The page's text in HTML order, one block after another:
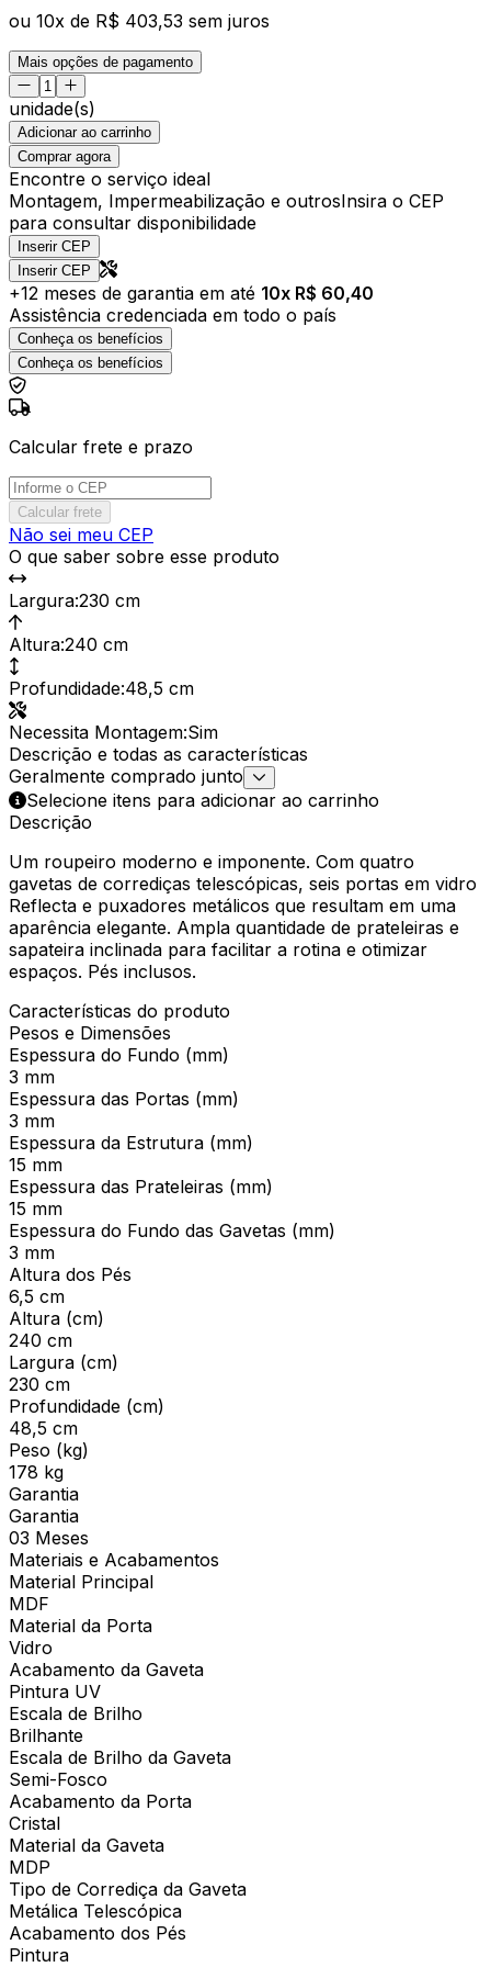
ou 10x de R$ 403,53 sem juros
Mais opções de pagamento
unidade(s)
Adicionar ao carrinho
Comprar agora
Encontre o serviço ideal
Montagem, Impermeabilização e outrosInsira o CEP
para consultar disponibilidade
Inserir CEP
Inserir CEP
+12 meses de garantia em até 10x R$ 60,40
Assistência credenciada em todo o país
Conheça os benefícios
Conheça os benefícios
Calcular frete e prazo
Calcular frete
Não sei meu CEP
O que saber sobre esse produto
Largura:230 cm
Altura:240 cm
Profundidade:48,5 cm
Necessita Montagem:Sim
Descrição e todas as características
Geralmente comprado junto
Selecione itens para adicionar ao carrinho
Descrição
Um roupeiro moderno e imponente. Com quatro
gavetas de corrediças telescópicas, seis portas em vidro
Reflecta e puxadores metálicos que resultam em uma
aparência elegante. Ampla quantidade de prateleiras e
sapateira inclinada para facilitar a rotina e otimizar
espaços. Pés inclusos.
Características do produto
Pesos e Dimensões
Espessura do Fundo (mm)
3 mm
Espessura das Portas (mm)
3 mm
Espessura da Estrutura (mm)
15 mm
Espessura das Prateleiras (mm)
15 mm
Espessura do Fundo das Gavetas (mm)
3 mm
Altura dos Pés
6,5 cm
Altura (cm)
240 cm
Largura (cm)
230 cm
Profundidade (cm)
48,5 cm
Peso (kg)
178 kg
Garantia
Garantia
03 Meses
Materiais e Acabamentos
Material Principal
MDF
Material da Porta
Vidro
Acabamento da Gaveta
Pintura UV
Escala de Brilho
Brilhante
Escala de Brilho da Gaveta
Semi-Fosco
Acabamento da Porta
Cristal
Material da Gaveta
MDP
Tipo de Corrediça da Gaveta
Metálica Telescópica
Acabamento dos Pés
Pintura